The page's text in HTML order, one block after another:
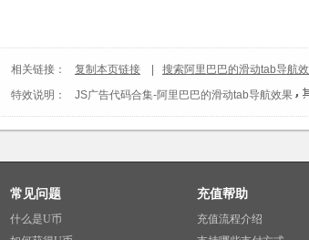
相关链接： 复制本页链接
搜索阿里巴巴的滑动tab导航
特效说明：
JS广告代码合集-阿里巴巴的滑动tab导航效果
常见问题
什么是U币
充值帮助
充值流程介绍